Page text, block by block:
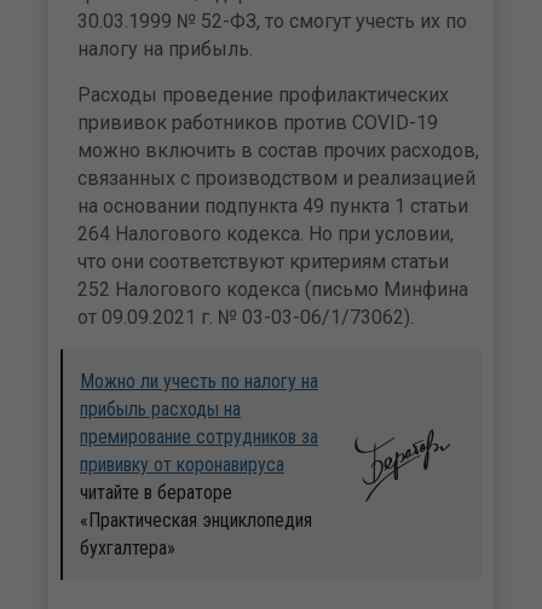
30.03.1999 № 52-ФЗ, то смогут учесть их по
налогу на прибыль.
Расходы проведение профилактических
прививок работников против COVID-19
можно включить в состав прочих расходов,
связанных с производством и реализацией
на основании подпункта 49 пункта 1 статьи
264 Налогового кодекса. Но при условии,
что они соответствуют критериям статьи
252 Налогового кодекса (письмо Минфина
от 09.09.2021 г. № 03-03-06/1/73062).
Можно ли учесть по налогу на
прибыль расходы на
премирование сотрудников за
прививку от коронавируса
читайте в бераторе
«Практическая энциклопедия
бухгалтера»